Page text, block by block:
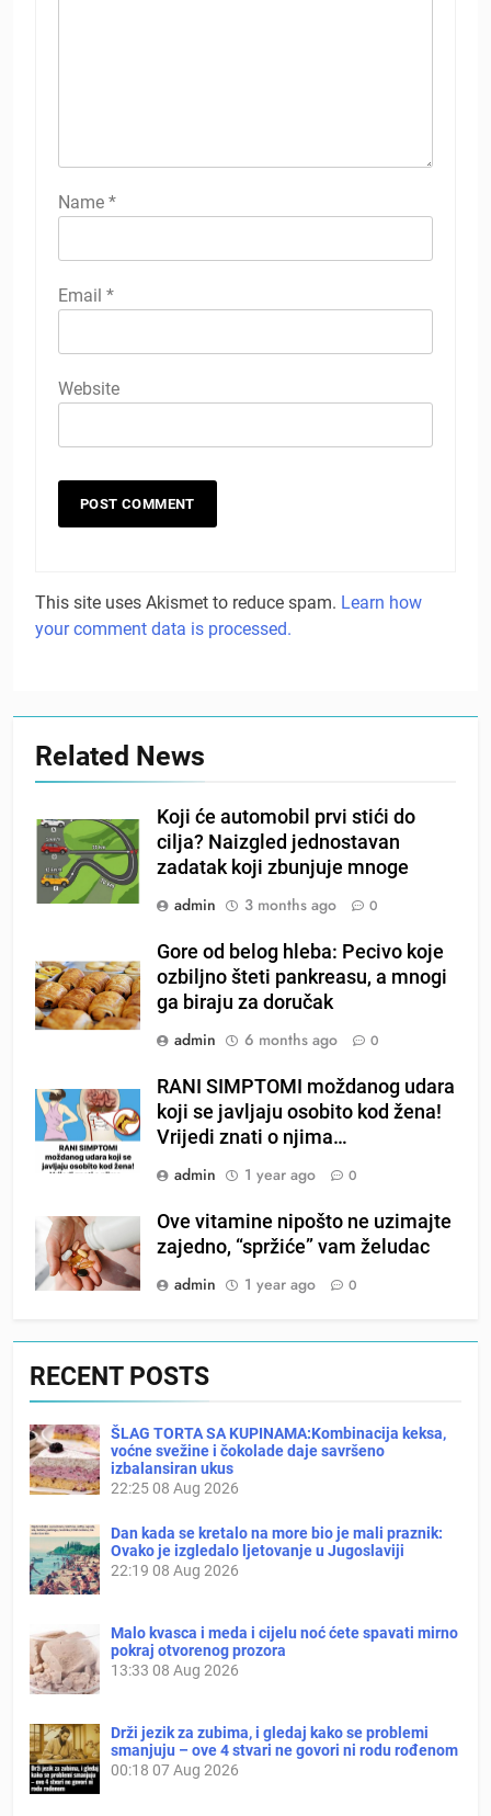
Name *
Email *
Website
This site uses Akismet to reduce spam. Learn how
your comment data is processed.
Related News
Koji će automobil prvi stići do
cilja? Naizgled jednostavan
zadatak koji zbunjuje mnoge
admin
3 months ago 0
Gore od belog hleba: Pecivo koje
ozbiljno šteti pankreasu, a mnogi
ga biraju za doručak
admin
6 months ago 0
RANI SIMPTOMI moždanog udara
koji se javljaju osobito kod žena!
Vrijedi znati o njima…
admin
1 year ago 0
Ove vitamine nipošto ne uzimajte
zajedno, “spržiće” vam želudac
admin
1 year ago 0
RECENT POSTS
ŠLAG TORTA SA KUPINAMA:Kombinacija keksa,
voćne svežine i čokolade daje savršeno
izbalansiran ukus
22:2508 Aug 2026
Dan kada se kretalo na more bio je mali praznik:
Ovako je izgledalo ljetovanje u Jugoslaviji
22:19 08 Aug 2026
Malo kvasca i meda i cijelu noć ćete spavati mirno
pokraj otvorenog prozora
13:33 08 Aug 2026
Drži jezik za zubima, i gledaj kako se problemi
smanjuju – ove 4 stvari ne govori ni rodu rođenom
00:18 07 Aug 2026